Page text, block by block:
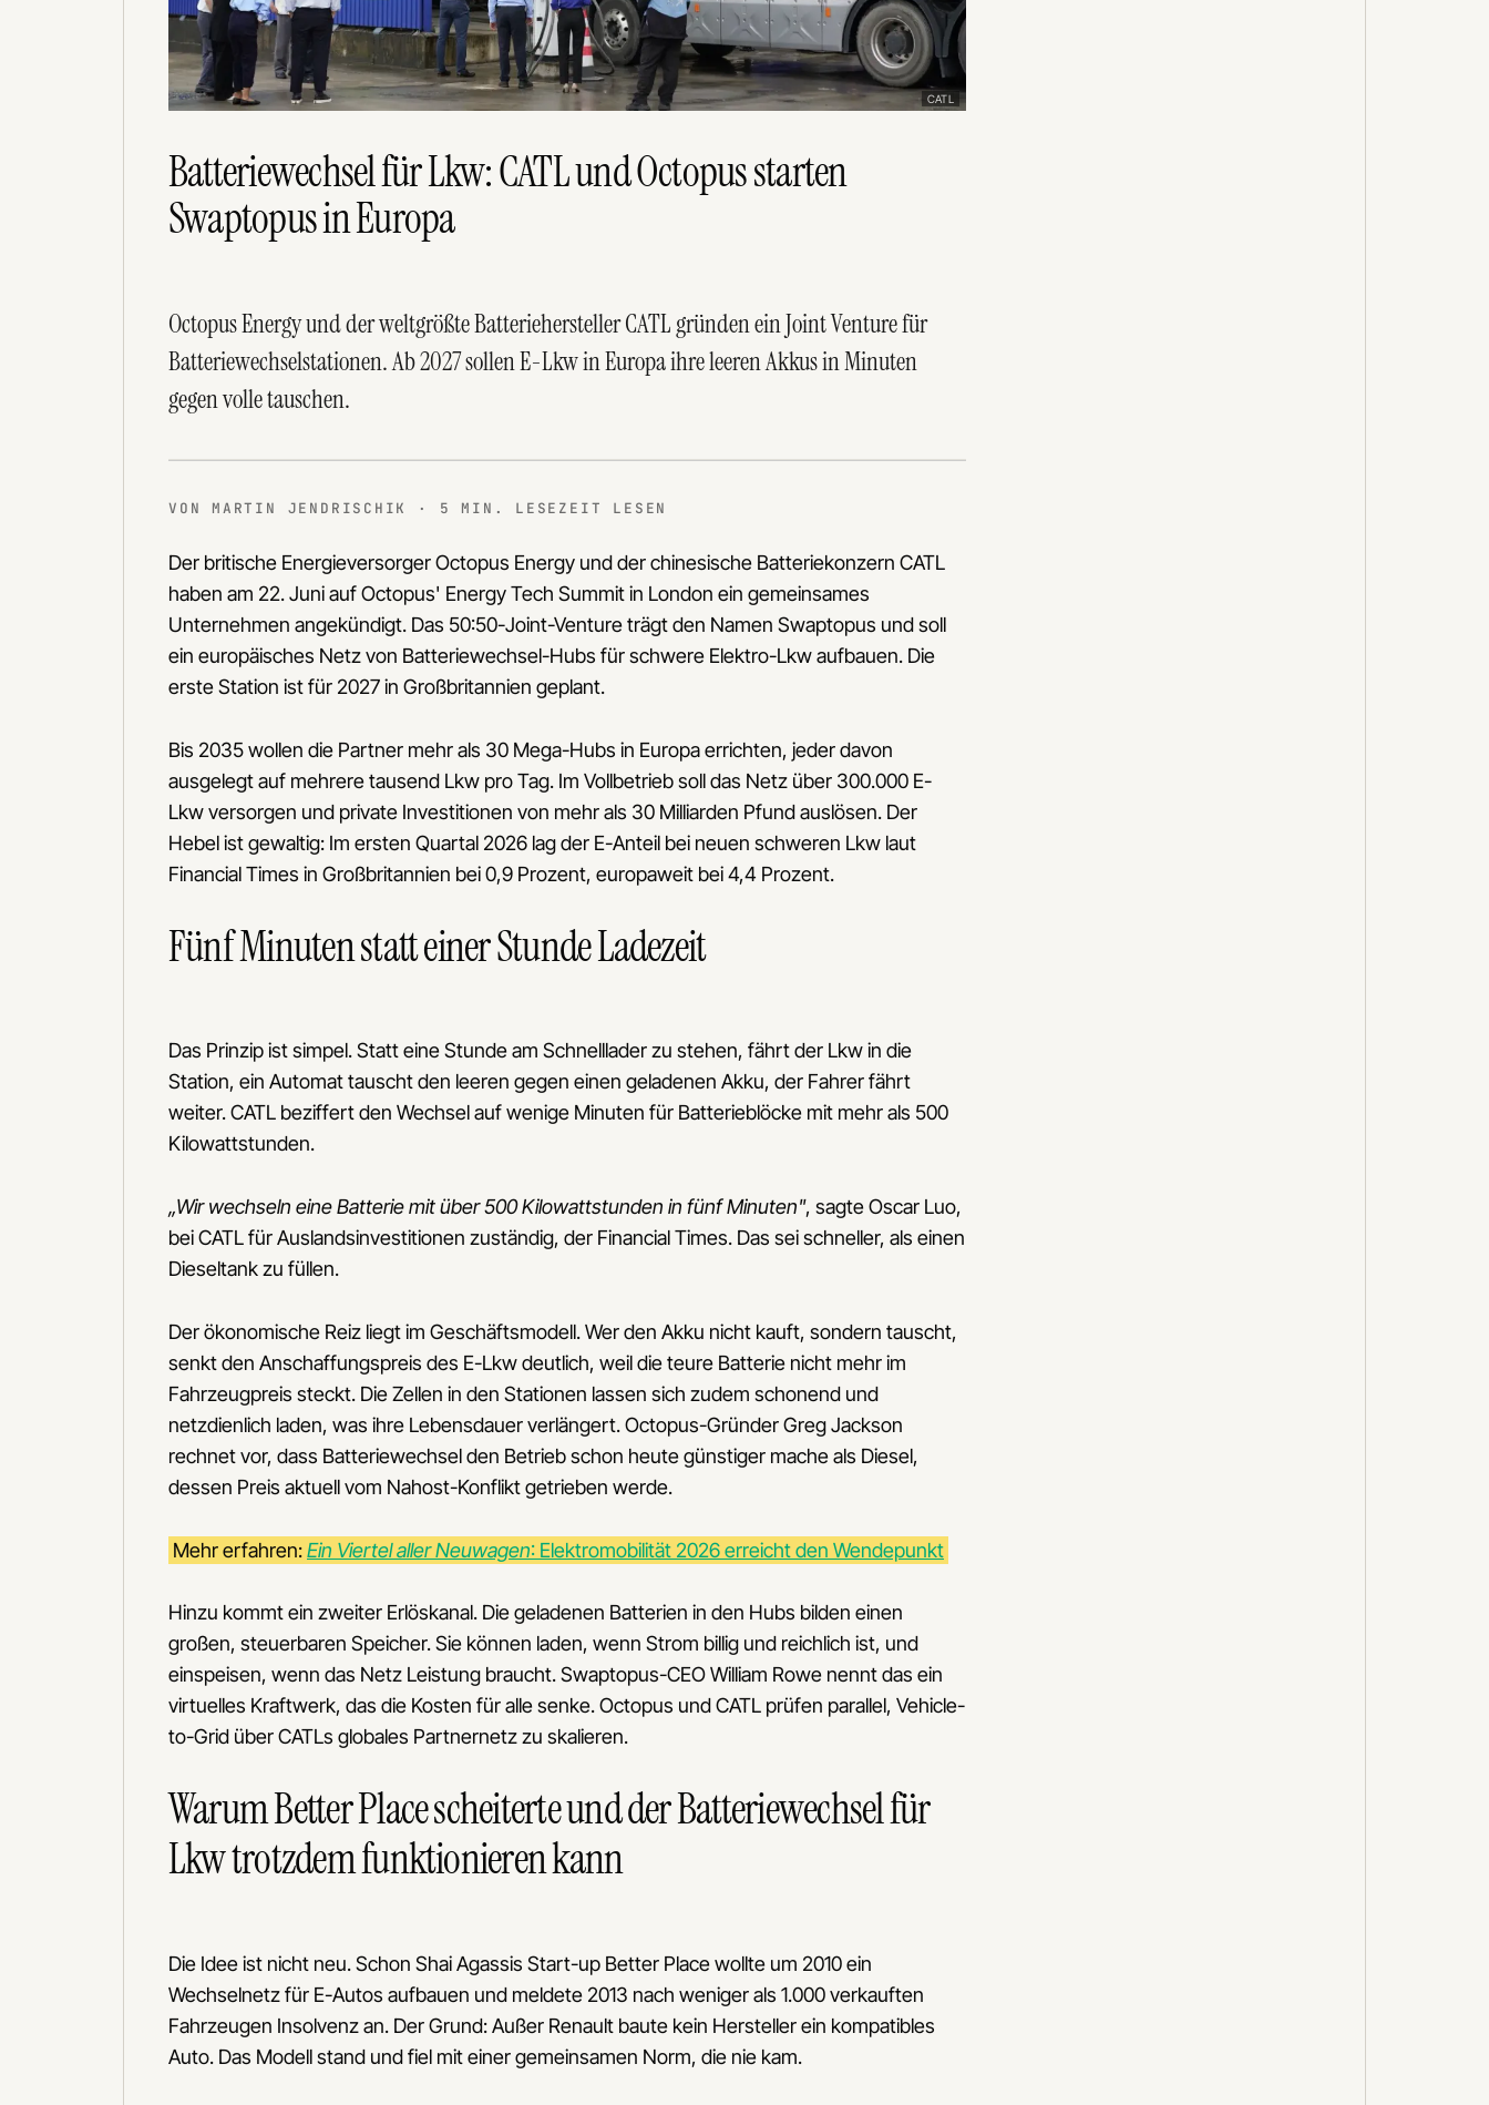
CATL
Batteriewechsel für Lkw: CATL und Octopus starten
Swaptopus in Europa
Octopus Energy und der weltgrößte Batteriehersteller CATL gründen ein Joint Venture für
Batteriewechselstationen. Ab 2027 sollen E-Lkw in Europa ihre leeren Akkus in Minuten
gegen volle tauschen.
VON MARTIN JENDRISCHIK · 5 MIN. LESEZEIT LESEN
Der britische Energieversorger Octopus Energy und der chinesische Batteriekonzern CATL
haben am 22. Juni auf Octopus' Energy Tech Summit in London ein gemeinsames
Unternehmen angekündigt. Das 50:50-Joint-Venture trägt den Namen Swaptopus und soll
ein europäisches Netz von Batteriewechsel-Hubs für schwere Elektro-Lkw aufbauen. Die
erste Station ist für 2027 in Großbritannien geplant.
Bis 2035 wollen die Partner mehr als 30 Mega-Hubs in Europa errichten, jeder davon
ausgelegt auf mehrere tausend Lkw pro Tag. Im Vollbetrieb soll das Netz über 300.000 E-
Lkw versorgen und private Investitionen von mehr als 30 Milliarden Pfund auslösen. Der
Hebel ist gewaltig: Im ersten Quartal 2026 lag der E-Anteil bei neuen schweren Lkw laut
Financial Times in Großbritannien bei 0,9 Prozent, europaweit bei 4,4 Prozent.
Fünf Minuten statt einer Stunde Ladezeit
Das Prinzip ist simpel. Statt eine Stunde am Schnelllader zu stehen, fährt der Lkw in die
Station, ein Automat tauscht den leeren gegen einen geladenen Akku, der Fahrer fährt
weiter. CATL beziffert den Wechsel auf wenige Minuten für Batterieblöcke mit mehr als 500
Kilowattstunden.
„Wir wechseln eine Batterie mit über 500 Kilowattstunden in fünf Minuten", sagte Oscar Luo,
bei CATL für Auslandsinvestitionen zuständig, der Financial Times. Das sei schneller, als einen
Dieseltank zu füllen.
Der ökonomische Reiz liegt im Geschäftsmodell. Wer den Akku nicht kauft, sondern tauscht,
senkt den Anschaffungspreis des E-Lkw deutlich, weil die teure Batterie nicht mehr im
Fahrzeugpreis steckt. Die Zellen in den Stationen lassen sich zudem schonend und
netzdienlich laden, was ihre Lebensdauer verlängert. Octopus-Gründer Greg Jackson
rechnet vor, dass Batteriewechsel den Betrieb schon heute günstiger mache als Diesel,
dessen Preis aktuell vom Nahost-Konflikt getrieben werde.
Mehr erfahren:Ein Viertel aller Neuwagen: Elektromobilität 2026 erreicht den Wendepunkt
Hinzu kommt ein zweiter Erlöskanal. Die geladenen Batterien in den Hubs bilden einen
großen, steuerbaren Speicher. Sie können laden, wenn Strom billig und reichlich ist, und
einspeisen, wenn das Netz Leistung braucht. Swaptopus-CEO William Rowe nennt das ein
virtuelles Kraftwerk, das die Kosten für alle senke. Octopus und CATL prüfen parallel, Vehicle-
to-Grid über CATLs globales Partnernetz zu skalieren.
Warum Better Place scheiterte und der Batteriewechsel für
Lkw trotzdem funktionieren kann
Die Idee ist nicht neu. Schon Shai Agassis Start-up Better Place wollte um 2010 ein
Wechselnetz für E-Autos aufbauen und meldete 2013 nach weniger als 1.000 verkauften
Fahrzeugen Insolvenz an. Der Grund: Außer Renault baute kein Hersteller ein kompatibles
Auto. Das Modell stand und fiel mit einer gemeinsamen Norm, die nie kam.